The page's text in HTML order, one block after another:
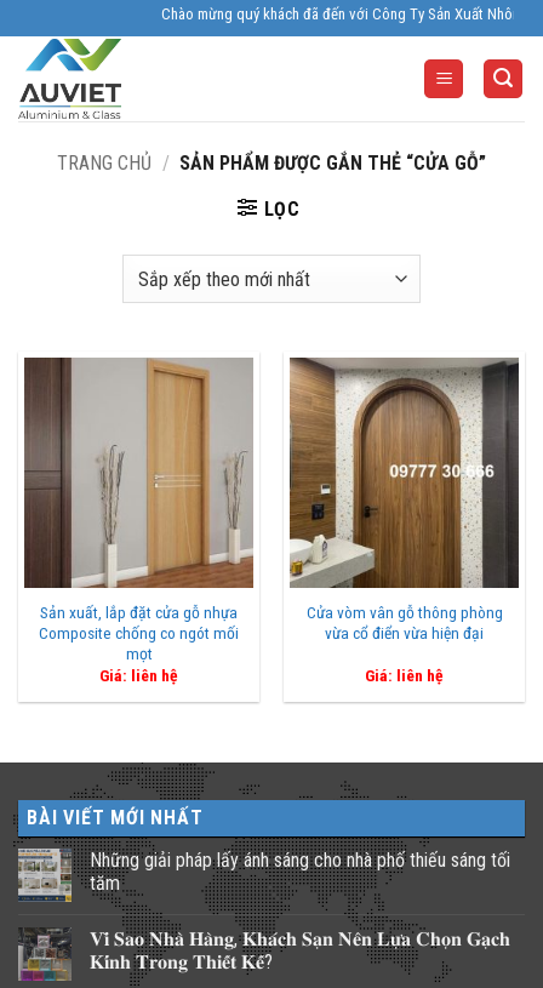
to
content
Chào mừng quý khách đã đến với Công Ty Sản Xuất Nhôm
TRANG CHỦ / SẢN PHẨM ĐƯỢC GẮN THẺ “CỬA GỖ”
LỌC
Sản xuất, lắp đặt cửa gỗ nhựa
Composite chống co ngót mối
mọt
Giá: liên hệ
Cửa vòm vân gỗ thông phòng
vừa cổ điển vừa hiện đại
Giá: liên hệ
BÀI VIẾT MỚI NHẤT
Những giải pháp lấy ánh sáng cho nhà phố thiếu sáng tối
tăm
Không
bình
luận
ở
𝐕𝐢̀ 𝐒𝐚𝐨 𝐍𝐡𝐚̀ 𝐇𝐚̀𝐧𝐠, 𝐊𝐡𝐚́𝐜𝐡 𝐒𝐚̣𝐧 𝐍𝐞̂𝐧 𝐋𝐮̛̣𝐚 𝐂𝐡𝐨̣𝐧 𝐆𝐚̣𝐜𝐡
𝐊𝐢́𝐧𝐡 𝐓𝐫𝐨𝐧𝐠 𝐓𝐡𝐢𝐞̂́𝐭 𝐊𝐞̂́?